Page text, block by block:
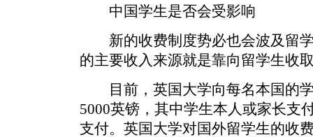
中国学生是否会受影响
新的收费制度势必也会波及留学
的主要收入来源就是靠向留学生收
目前，英国大学向每名本国的学
5000英镑，其中学生本人或家长支
支付。英国大学对国外留学生的收